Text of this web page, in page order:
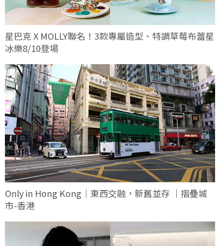
星巴克 X MOLLY聯名！3款專屬造型、特調草莓布蕾星
冰樂8/10登場
Only in Hong Kong｜東西交融，新舊並存 ｜摺疊城
市-香港